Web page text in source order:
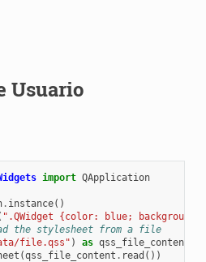
Usuario
import QApplication
. instance()
".QWidget {color: blue;
the stylesheet from a file
file.qss" ) as qss_file_content
(qss_file_content . read ())